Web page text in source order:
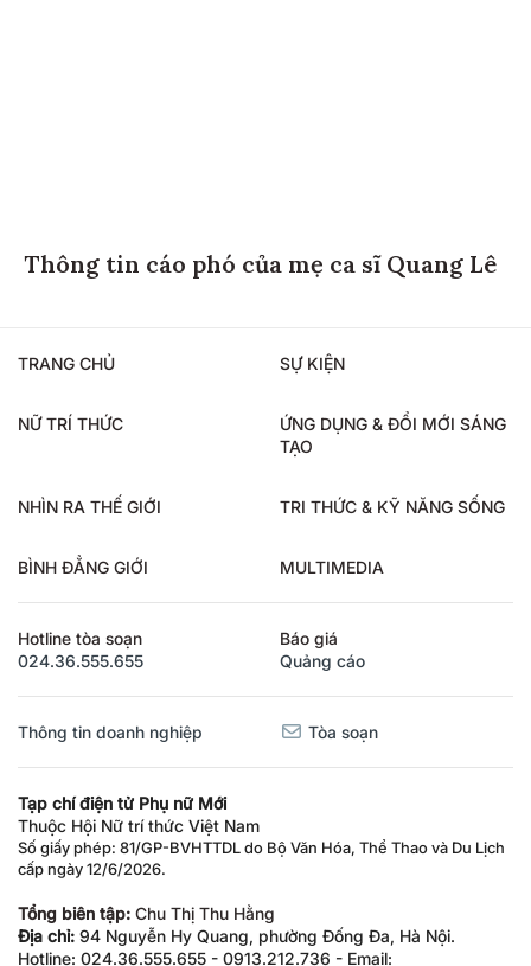
Thông tin cáo phó của mẹ ca sĩ Quang Lê
TRANG CHỦ SỰ KIỆN
NỮ TRÍ THỨC
ỨNG DỤNG & ĐỔI MỚI SÁNG
TẠO
NHÌN RA THẾ GIỚI TRI THỨC & KỸ NĂNG SỐNG
BÌNH ĐẲNG GIỚI MULTIMEDIA
Hotline tòa soạn
024.36.555.655
Báo giá
Quảng cáo
Thông tin doanh nghiệp Tòa soạn
Tạp chí điện tử Phụ nữ Mới
Thuộc Hội Nữ trí thức Việt Nam
Số giấy phép: 81/GP-BVHTTDL do Bộ Văn Hóa, Thể Thao và Du Lịch
cấp ngày 12/6/2026.
Tổng biên tập: Chu Thị Thu Hằng
Địa chỉ: 94 Nguyễn Hy Quang, phường Đống Đa, Hà Nội.
Hotline: 024.36.555.655 - 0913.212.736 - Email: